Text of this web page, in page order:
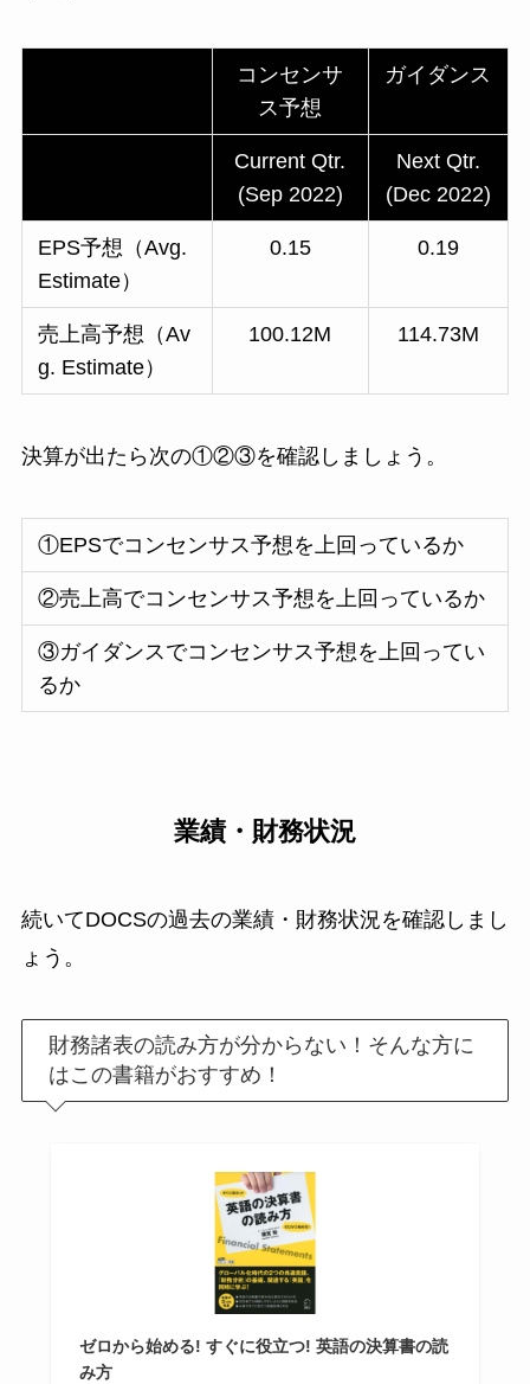
コンセンサ
ス予想
ガイダンス
Current Qtr.
(Sep 2022)
Next Qtr.
(Dec 2022)
EPS予想（Avg.
Estimate）
0.15 0.19
売上高予想（Av
g. Estimate）
100.12M 114.73M
決算が出たら次の①②③を確認しましょう。
①EPSでコンセンサス予想を上回っているか
②売上高でコンセンサス予想を上回っているか
③ガイダンスでコンセンサス予想を上回ってい
るか
業績・財務状況
続いてDOCSの過去の業績・財務状況を確認しまし
ょう。
財務諸表の読み方が分からない！そんな方に
はこの書籍がおすすめ！
ゼロから始める! すぐに役立つ! 英語の決算書の読
み方